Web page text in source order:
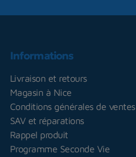
Informations
Livraison et retours
Magasin à Nice
Conditions générales de ventes
SAV et réparations
Rappel produit
Programme Seconde Vie